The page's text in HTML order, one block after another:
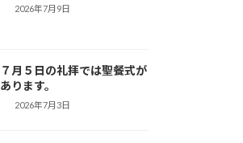
2026年7月9日
７月５日の礼拝では聖餐式が
あります。
2026年7月3日